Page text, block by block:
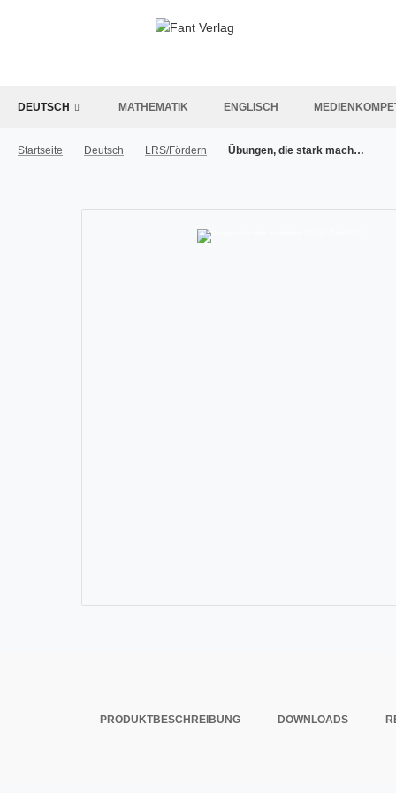
DEUTSCH MATHEMATIK ENGLISCH
Startseite Deutsch LRS/Fördern Übungen, die stark machen bei LRS (E-Book PDF)
PRODUKTBESCHREIBUNG DOWNLOADS